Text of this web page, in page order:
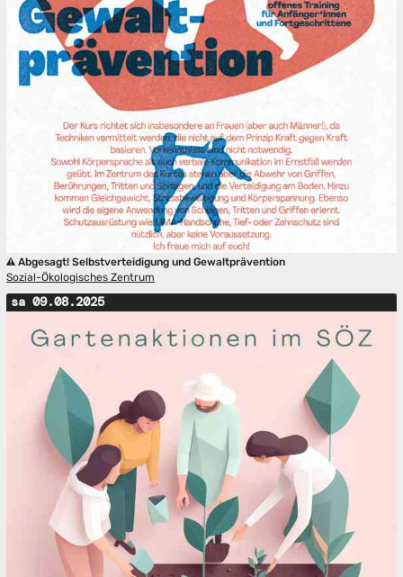
Abgesagt! Selbstverteidigung und Gewaltprävention
Sozial-Ökologisches Zentrum
sa 09.08.2025